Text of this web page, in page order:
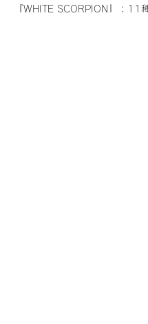
『WHITE SCORPION』：11